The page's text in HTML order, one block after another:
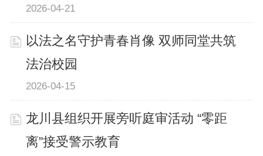
2026-04-21
以法之名守护青春肖像 双师同堂共筑
法治校园
2026-04-15
龙川县组织开展旁听庭审活动 “零距
离”接受警示教育